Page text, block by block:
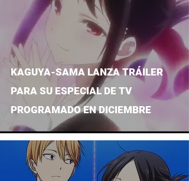
KAGUYA-SAMA LANZA TRÁILER
PARA SU ESPECIAL DE TV
PROGRAMADO EN DICIEMBRE